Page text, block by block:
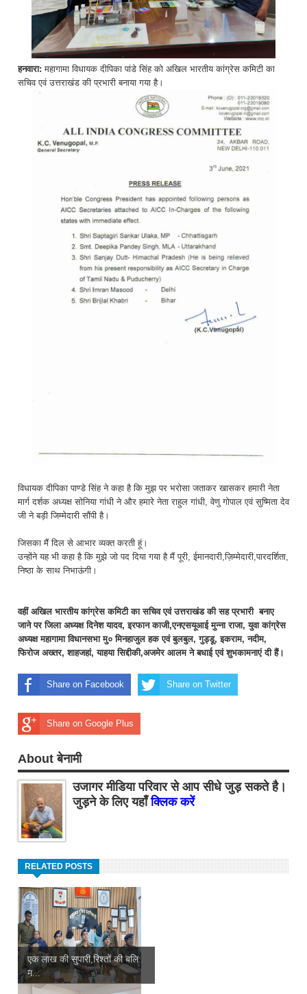
हनवारा: महागामा विधायक दीपिका पांडे सिंह को अखिल भारतीय कांग्रेस कमिटी का
सचिव एवं उत्तराखंड की प्रभारी बनाया गया है।
विधायक दीपिका पाण्डे सिंह ने कहा है कि मुझ पर भरोसा जताकर खासकर हमारी नेता
मार्ग दर्शक अध्यक्ष सोनिया गांधी ने और हमारे नेता राहुल गांधी, वेणु गोपाल एवं सुष्मिता देव
जी ने बड़ी जिम्मेदारी सौंपी है।
जिसका मैं दिल से आभार व्यक्त करती हूं।
उन्होंने यह भी कहा है कि मुझे जो पद दिया गया है मैं पूरी, ईमानदारी,ज़िम्मेदारी,पारदर्शिता,
निष्ठा के साथ निभाऊंगी।
वहीं अखिल भारतीय कांग्रेस कमिटी का सचिव एवं उत्तराखंड की सह प्रभारी बनाए
जाने पर जिला अध्यक्ष दिनेश यादव, इरफान काजी,एनएसयूआई मुन्ना राजा, युवा कांग्रेस
अध्यक्ष महागामा विधानसभा मु० मिनहाजुल हक एवं बुलबुल, गुड्डू, इकराम, नदीम,
फिरोज अख्तर, शाहजहां, याहया सिद्दीकी,अजमेर आलम ने बधाई एवं शुभकामनाएं दी हैं।
Share on Facebook Share on Twitter
Share on Google Plus
About बेनामी
उजागर मीडिया परिवार से आप सीधे जुड़ सकते है।
जुड़ने के लिए यहाँक्लिक करें
RELATED POSTS
एक लाख की सुपारी,रिश्तों की बलि:
म...